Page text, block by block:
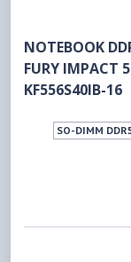
NOTEBOOK
FURY IMPACT
KF556S40IB-16
SO-DIMM